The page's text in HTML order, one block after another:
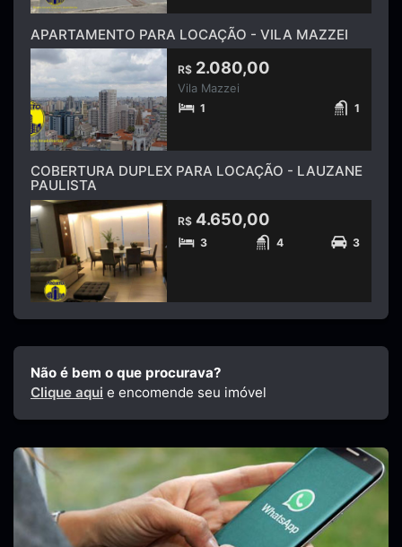
APARTAMENTO PARA LOCAÇÃO - VILA MAZZEI
R$ 2.080,00
Vila Mazzei
1 1
COBERTURA DUPLEX PARA LOCAÇÃO - LAUZANE
PAULISTA
R$ 4.650,00
3 4 3
Não é bem o que procurava?
Clique aqui e encomende seu imóvel